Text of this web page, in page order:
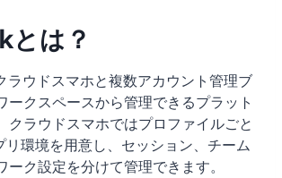
とは？
ラウドスマホと複数アカウント管理ブ
ークスペースから管理できるプラット
クラウドスマホではプロファイルごと
環境を用意し、セッション、チーム
ーク設定を分けて管理できます。